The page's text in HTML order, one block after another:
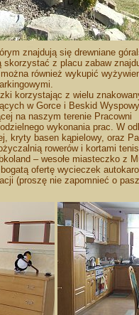
znajdują się drewniane
skorzystać z placu zabaw
również wykupić
korzystając z wielu
w Gorce i Beskid
na naszym terenie Pracowni
wykonania prac. W
kryty basen kąpielowy, oraz
rowerów i kortami
– wesołe miasteczko z
ofertę wycieczek
(proszę nie zapomnieć o